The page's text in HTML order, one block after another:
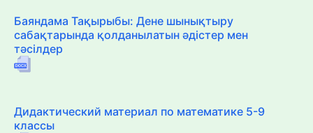
Баяндама Тақырыбы: Дене шынықтыру
сабақтарында қолданылатын әдістер мен
тәсілдер
Дидактический материал по математике 5-9
классы